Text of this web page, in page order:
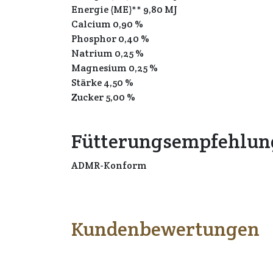
Energie (ME)** 9,80 MJ
Calcium 0,90 %
Phosphor 0,40 %
Natrium 0,25 %
Magnesium 0,25 %
Stärke 4,50 %
Zucker 5,00 %
ADMR-Konform
Kundenbewertungen